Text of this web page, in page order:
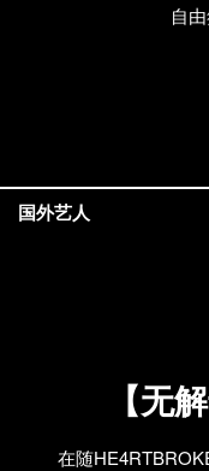
自
【无
在随
国外艺人